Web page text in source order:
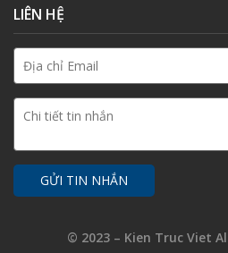
LIÊN HỆ
© 2023 – Kien Truc Viet